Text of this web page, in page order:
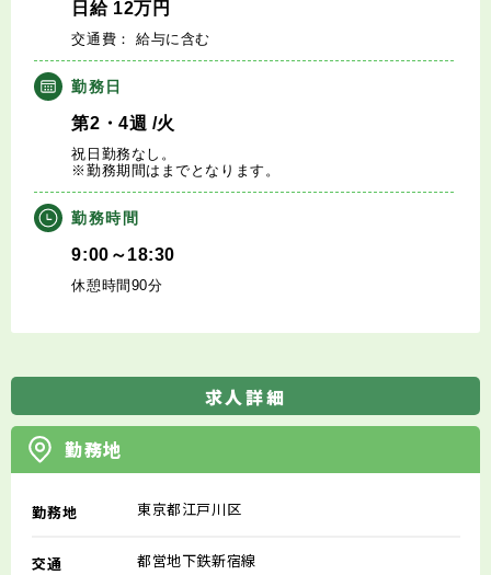
データで見る医師の平均年収
医師に役立つ取材記事
大学医局紹介
日給12万円
交通費： 給与に含む
勤務日
第2・4週 /火
祝日勤務なし。
※勤務期間はまでとなります。
勤務時間
9:00～18:30
休憩時間90分
求人詳細
勤務地
勤務地 東京都江戸川区
交通 都営地下鉄新宿線